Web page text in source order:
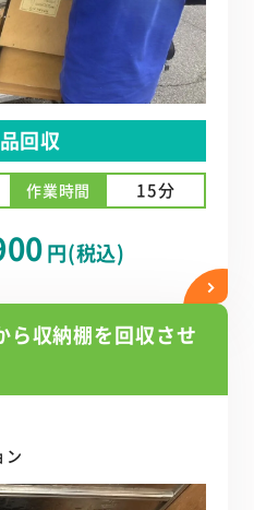
回収
作業時間 15分
円(税込)
ら収納棚を回収させ
ン